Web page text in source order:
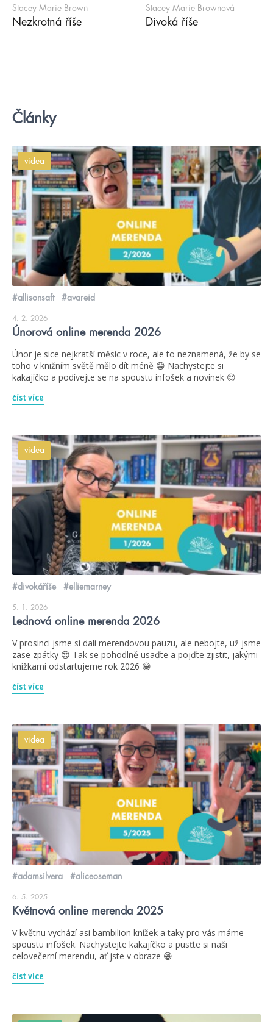
Stacey Marie Brown
Nezkrotná říše
Stacey Marie Brownová
Divoká říše
Články
videa
#allisonsaft #avareid
4. 2. 2026
Únorová online merenda 2026
Únor je sice nejkratší měsíc v roce, ale to neznamená, že by se
toho v knižním světě mělo dít méně 😁 Nachystejte si
kakajíčko a podívejte se na spoustu infošek a novinek 😍
číst více
videa
#divokáříše #elliemarney
5. 1. 2026
Lednová online merenda 2026
V prosinci jsme si dali merendovou pauzu, ale nebojte, už jsme
zase zpátky 😍 Tak se pohodlně usaďte a pojďte zjistit, jakými
knížkami odstartujeme rok 2026 😁
číst více
videa
#adamsilvera #aliceoseman
6. 5. 2025
Květnová online merenda 2025
V květnu vychází asi bambilion knížek a taky pro vás máme
spoustu infošek. Nachystejte kakajíčko a pusťte si naši
celovečerní merendu, ať jste v obraze 😁
číst více